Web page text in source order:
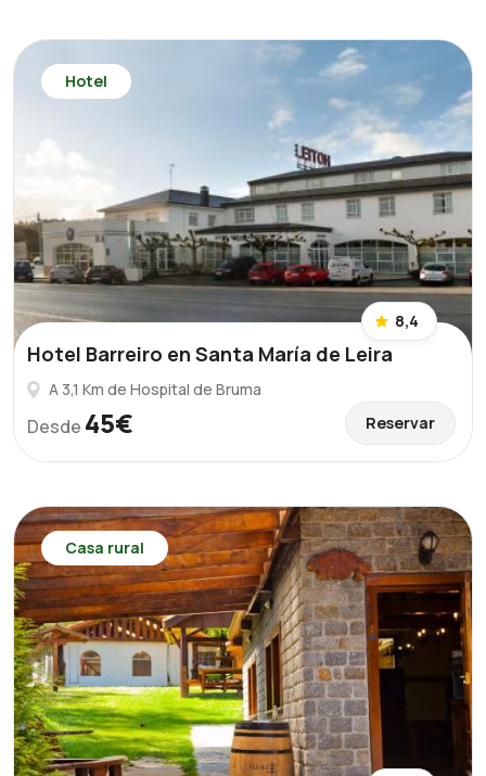
Hotel
8,4
Hotel Barreiro en Santa María de Leira
A 3,1 Km de Hospital de Bruma
Desde 45€ Reservar
Casa rural